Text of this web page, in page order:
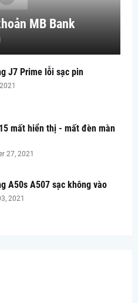
MB Bank
J7 Prime lỗi sạc pin
mất hiển thị - mất đèn màn
27, 2021
A50s A507 sạc không vào
2021